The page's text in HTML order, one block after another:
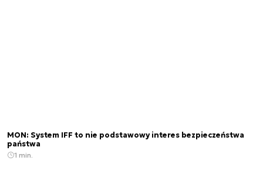
MON: System IFF to nie podstawowy interes bezpieczeństwa
państwa
1 min.